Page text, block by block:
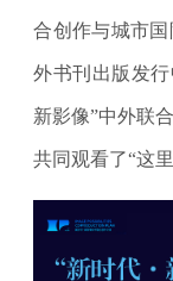
合创作与城市
外书刊出版发
新影像”中外联
共同观看了“这